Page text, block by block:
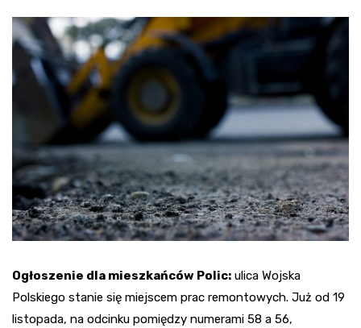
Ogłoszenie dla mieszkańców Polic: ulica Wojska
Polskiego stanie się miejscem prac remontowych. Już od 19
listopada, na odcinku pomiędzy numerami 58 a 56,